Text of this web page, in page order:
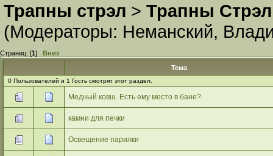
Трапны стрэл > Трапны Стрэл
(Модераторы: Неманский,
Страниц: [1] Вниз
Тема
0 Пользователей и 1 Гость смотрят этот раздел.
Медный ковш. Есть ему место в бане?
камни для печки
Освещение парилки